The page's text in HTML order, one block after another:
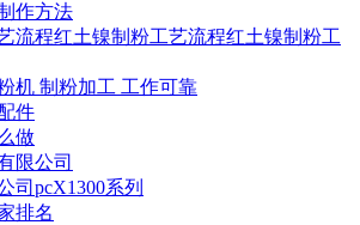
作方法
流程红土镍制粉工艺流程红土镍制粉工
机 制粉加工 工作可靠
件
做
限公司
司pcX1300系列
排名